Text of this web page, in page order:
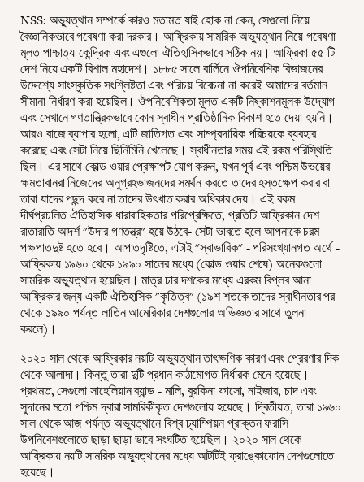
NSS: অভ্যুত্থান সম্পর্কে কারও মতামত যাই হোক না কেন, সেগুলো নিয়ে
বৈজ্ঞানিকভাবে গবেষণা করা দরকার। আফ্রিকায় সামরিক অভ্যুত্থান নিয়ে গবেষণা
মূলত পাশ্চাত্য-কেন্দ্রিক এবং এগুলো ঐতিহাসিকভাবে সঠিক নয়। আফ্রিকা ৫৫ টি
দেশ নিয়ে একটি বিশাল মহাদেশ। ১৮৮৫ সালে বার্লিনে ঔপনিবেশিক বিভাজনের
উদ্দেশ্যে সাংস্কৃতিক সংশ্লিষ্টতা এবং পরিচয় বিবেচনা না করেই আমাদের বর্তমান
সীমানা নির্ধারণ করা হয়েছিল। ঔপনিবেশিকতা মূলত একটি নিষ্কাশনমূলক উদ্যোগ
এবং সেখানে গণতান্ত্রিকভাবে কোন স্বাধীন প্রাতিষ্ঠানিক বিকাশ হতে দেয়া হয়নি।
আরও বাজে ব্যাপার হলো, এটি জাতিগত এবং সাম্প্রদায়িক পরিচয়কে ব্যবহার
করেছে এবং সেটা নিয়ে ছিনিমিনি খেলেছে। স্বাধীনতার সময় এই রকম পরিস্থিতি
ছিল। এর সাথে কোল্ড ওয়ার প্রেক্ষাপট যোগ করুন, যখন পূর্ব এবং পশ্চিম উভয়ের
ক্ষমতাবানরা নিজেদের অনুগ্রহভাজনদের সমর্থন করতে তাদের হস্তক্ষেপ করার বা
তারা যাদের পছন্দ করে না তাদের উৎখাত করার অধিকার দেয়। এই রকম
দীর্ঘপ্রচলিত ঐতিহাসিক ধারাবাহিকতার পরিপ্রেক্ষিতে, প্রতিটি আফ্রিকান দেশ
রাতারাতি আদর্শ "উদার গণতন্ত্র" হয়ে উঠবে- সেটা ভাবতে হলে আপনাকে চরম
পক্ষপাতদুষ্ট হতে হবে। আপাতদৃষ্টিতে, এটাই "স্বাভাবিক" - পরিসংখ্যানগত অর্থে -
আফ্রিকায় ১৯৬০ থেকে ১৯৯০ সালের মধ্যে (কোল্ড ওয়ার শেষে) অনেকগুলো
সামরিক অভ্যুত্থান হয়েছিল। মাত্র চার দশকের মধ্যে এরকম বিপ্লব আনা
আফ্রিকার জন্য একটি ঐতিহাসিক "কৃতিত্ব" (১৯শ শতকে তাদের স্বাধীনতার পর
থেকে ১৯৯০ পর্যন্ত লাতিন আমেরিকার দেশগুলোর অভিজ্ঞতার সাথে তুলনা
করলে)।
২০২০ সাল থেকে আফ্রিকার নয়টি অভ্যুত্থান তাৎক্ষণিক কারণ এবং প্রেরণার দিক
থেকে আলাদা। কিন্তু তারা দুটি প্রধান কাঠামোগত নির্ধারক মেনে হয়েছে।
প্রথমত, সেগুলো সাহেলিয়ান ব্যান্ড - মালি, বুরকিনা ফাসো, নাইজার, চাদ এবং
সুদানের মতো পশ্চিম দ্বারা সামরিকীকৃত দেশগুলোয় হয়েছে। দ্বিতীয়ত, তারা ১৯৬০
সাল থেকে আজ পর্যন্ত অভ্যুত্থানে বিশ্ব চ্যাম্পিয়ন প্রাক্তন ফরাসি
উপনিবেশগুলোতে ছাড়া ছাড়া ভাবে সংঘটিত হয়েছিল। ২০২০ সাল থেকে
আফ্রিকায় নয়টি সামরিক অভ্যুত্থানের মধ্যে আটটিই ফ্রাঙ্কোফোন দেশগুলোতে
হয়েছে।